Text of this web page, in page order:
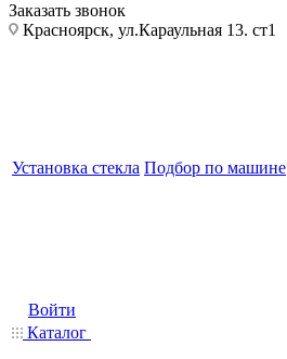
Заказать звонок
Красноярск, ул.Караульная 13. ст1
Установка стекла Подбор по машине
Войти
Каталог